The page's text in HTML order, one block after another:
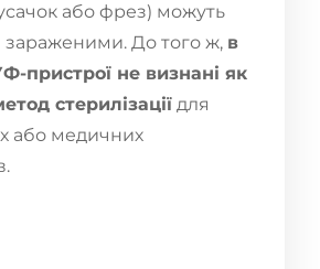
або фрез) можуть
До того ж, в
пристрої не визнані як
стерилізації для
або медичних